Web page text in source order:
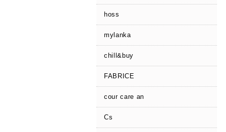
hoss
mylanka
chill&buy
FABRICE
cour care an
Cs